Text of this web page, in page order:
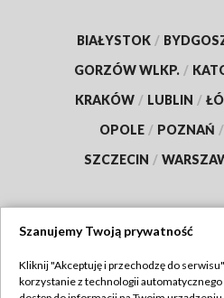
BIAŁYSTOK /
GORZÓW WLKP. /
KRAKÓW / LUBLIN /
OPOLE / POZNAŃ /
SZCZECIN /
TVP
Szanujemy Twoją prywatność
Kliknij "Akceptuję i przechodzę do
korzystanie z technologii automatycznego